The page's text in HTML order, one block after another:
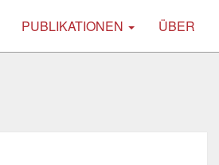
PUBLIKATIONEN ÜBER